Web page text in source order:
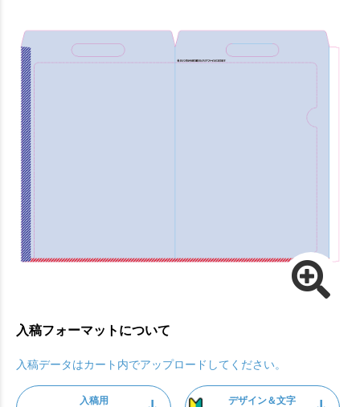
入稿フォーマットについて
入稿データはカート内でアップロードしてください。
入稿用
デザイン＆文字